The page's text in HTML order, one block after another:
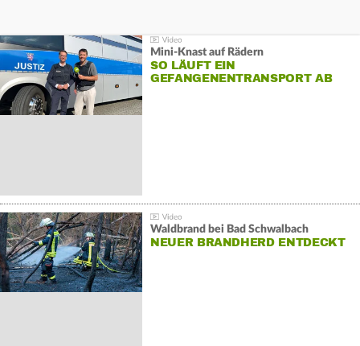
Mini-Knast auf Rädern
SO LÄUFT EIN
GEFANGENENTRANSPORT AB
Waldbrand bei Bad Schwalbach
NEUER BRANDHERD ENTDECKT